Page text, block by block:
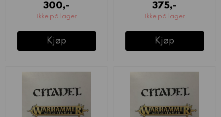
300,-
Ikke på lager
Kjøp
375,-
Ikke på lager
Kjøp